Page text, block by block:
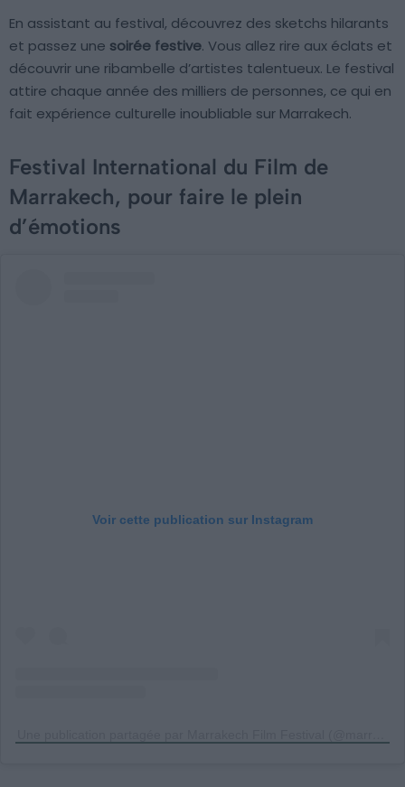
En assistant au festival, découvrez des sketchs hilarants
et passez une soirée festive. Vous allez rire aux éclats et
découvrir une ribambelle d’artistes talentueux. Le festival
attire chaque année des milliers de personnes, ce qui en
fait expérience culturelle inoubliable sur Marrakech.
Festival International du Film de
Marrakech, pour faire le plein
d’émotions
Voir cette publication sur Instagram